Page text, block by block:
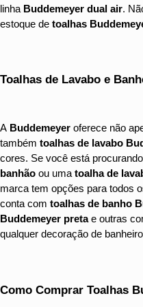
linha Buddemeyer dual air.
estoque de toalhas
Toalhas de Lavabo e
A Buddemeyer oferece não
também toalhas de lavabo
cores. Se você está
banhão ou uma toalha de
marca tem opções para todos
conta com toalhas de banho
Buddemeyer preta e outras
qualquer decoração de
Como Comprar Toalhas